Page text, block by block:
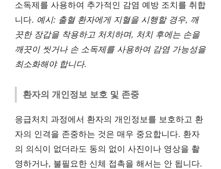
소독제를 사용하여 추가적인 감염 예방 조치를 취합
니다. 예시: 출혈 환자에게 지혈을 시행할 경우, 깨
끗한 장갑을 착용하고 처치하며, 처치 후에는 손을
깨끗이 씻거나 손 소독제를 사용하여 감염 가능성을
최소화해야 합니다.
환자의 개인정보 보호 및 존중
응급처치 과정에서 환자의 개인정보를 보호하고 환
자의 인격을 존중하는 것은 매우 중요합니다. 환자
의 의식이 없더라도 동의 없이 사진이나 영상을 촬
영하거나, 불필요한 신체 접촉을 해서는 안 됩니다.